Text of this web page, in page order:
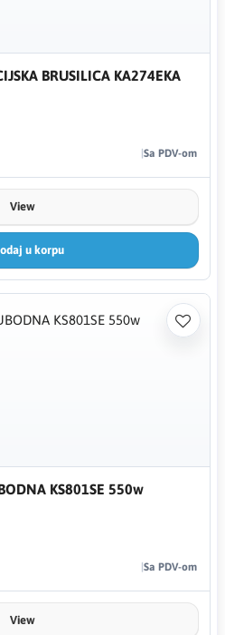
BRUSILICA KA274EKA
Sa PDV-om
View
u korpu
KS801SE 550w
Sa PDV-om
View